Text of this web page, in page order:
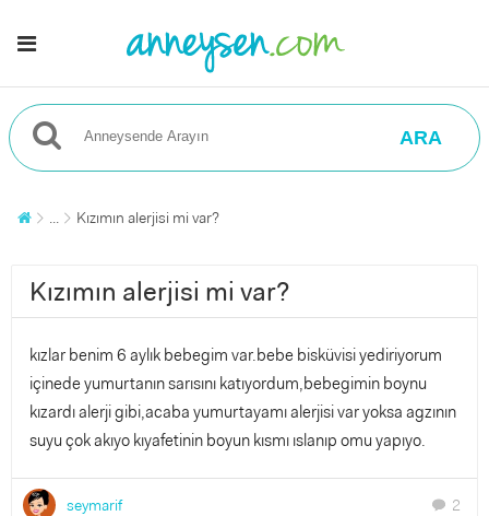
ARA
... Kızımın alerjisi mi var?
Kızımın alerjisi mi var?
kızlar benim 6 aylık bebegim var.bebe bisküvisi yediriyorum
içinede yumurtanın sarısını katıyordum,bebegimin boynu
kızardı alerji gibi,acaba yumurtayamı alerjisi var yoksa agzının
suyu çok akıyo kıyafetinin boyun kısmı ıslanıp omu yapıyo.
seymarif chat 2